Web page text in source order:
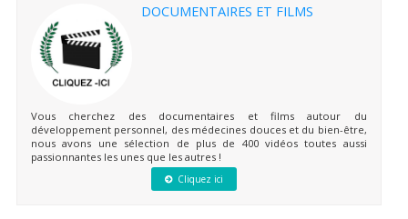
DOCUMENTAIRES ET FILMS
Vous cherchez des documentaires et films autour du
développement personnel, des médecines douces et du bien-être,
nous avons une sélection de plus de 400 vidéos toutes aussi
passionnantes les unes que les autres !
Cliquez ici